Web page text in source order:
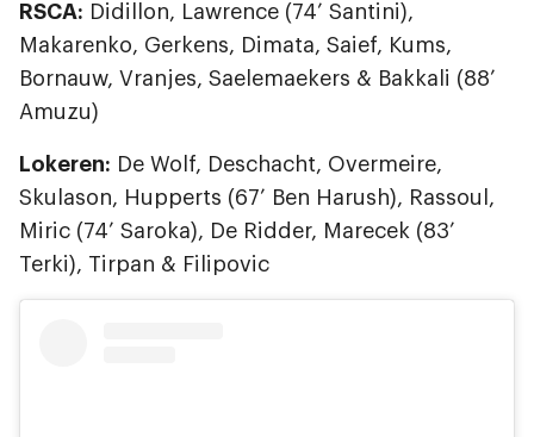
RSCA: Didillon, Lawrence (74’ Santini),
Makarenko, Gerkens, Dimata, Saief, Kums,
Bornauw, Vranjes, Saelemaekers & Bakkali (88’
Amuzu)
Lokeren: De Wolf, Deschacht, Overmeire,
Skulason, Hupperts (67’ Ben Harush), Rassoul,
Miric (74’ Saroka), De Ridder, Marecek (83’
Terki), Tirpan & Filipovic